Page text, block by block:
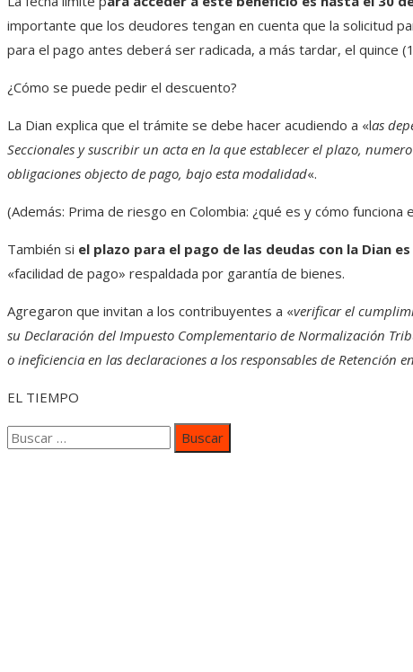
importante que los deudores tengan en cuenta que la solicitud
para el pago antes deberá ser radicada, a más tardar, el quince
¿Cómo se puede pedir el descuento?
La Dian explica que el trámite se debe hacer acudiendo a «las
Seccionales y suscribir un acta en la que establecer el plazo,
obligaciones objecto de pago, bajo esta modalidad«.
(Además: Prima de riesgo en Colombia: ¿qué es y cómo funciona
También si el plazo para el pago de las deudas con la Dian
«facilidad de pago» respaldada por garantía de bienes.
Agregaron que invitan a los contribuyentes a «verificar el
su Declaración del Impuesto Complementario de Normalización
o ineficiencia en las declaraciones a los responsables de Retención
EL TIEMPO
Buscar: